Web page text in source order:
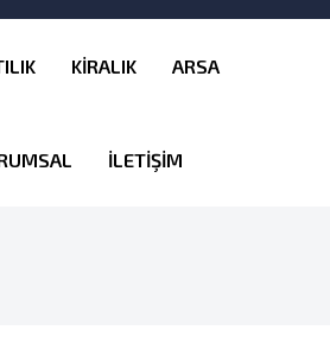
KİRALIK ARSA
İLETİŞİM